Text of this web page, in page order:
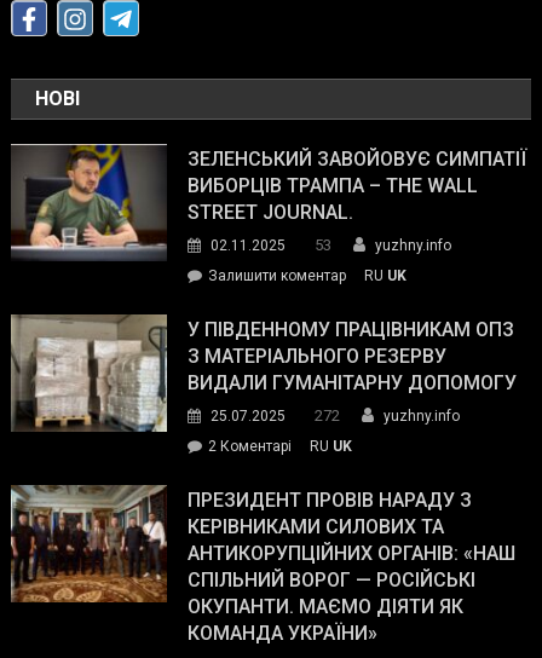
НОВІ
ЗЕЛЕНСЬКИЙ ЗАВОЙОВУЄ СИМПАТІЇ
ВИБОРЦІВ ТРАМПА – THE WALL
STREET JOURNAL.
02.11.2025 53
yuzhny.info
Залишити коментарon
завойовує
симпатії
виборців
The
Street
Journal.
RU UK
У ПІВДЕННОМУ ПРАЦІВНИКАМ ОПЗ
З МАТЕРІАЛЬНОГО РЕЗЕРВУ
ВИДАЛИ ГУМАНІТАРНУ ДОПОМОГУ
25.07.2025 272
yuzhny.info
2 Коментарі
Південному
працівникам
ОПЗ
з
матеріального
резерву
RU UK
ПРЕЗИДЕНТ ПРОВІВ НАРАДУ З
КЕРІВНИКАМИ СИЛОВИХ ТА
АНТИКОРУПЦІЙНИХ ОРГАНІВ: «НАШ
СПІЛЬНИЙ ВОРОГ — РОСІЙСЬКІ
ОКУПАНТИ. МАЄМО ДІЯТИ ЯК
КОМАНДА УКРАЇНИ»